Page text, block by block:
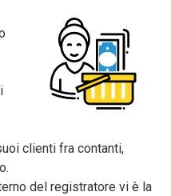
clienti fra contanti,
del registratore vi è la